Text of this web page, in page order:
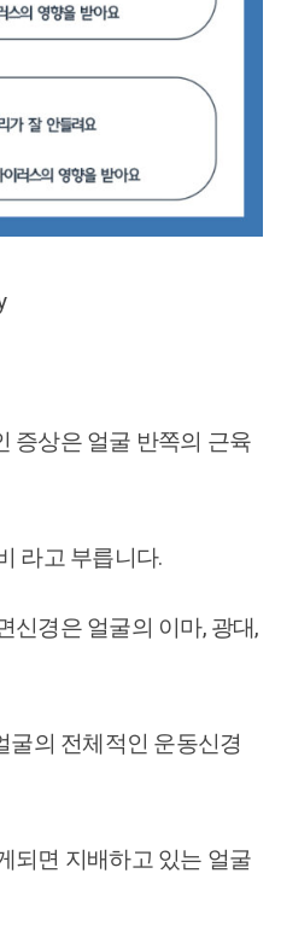
증상은 얼굴 반쪽의 근육
라고 부릅니다.
신경은 얼굴의 이마, 광대,
굴의 전체적인 운동신경
되면 지배하고 있는 얼굴